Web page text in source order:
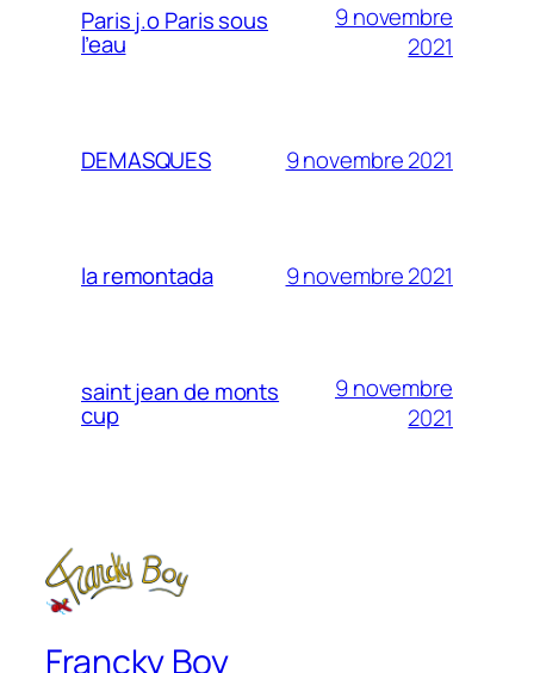
Paris j.o Paris sous
l’eau
9 novembre
2021
DEMASQUES 9 novembre 2021
la remontada 9 novembre 2021
saint jean de monts
cup
9 novembre
2021
Francky Boy